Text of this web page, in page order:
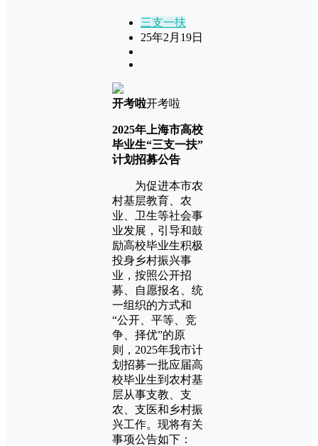
三支一扶
25年2月19日
开考啦开考啦
2025年上海市高校
毕业生“三支一扶”
计划招募公告
为促进本市农
村基层教育、农
业、卫生等社会事
业发展，引导和鼓
励高校毕业生积极
投身乡村振兴事
业，按照公开招
募、自愿报名、统
一组织的方式和
“公开、平等、竞
争、择优”的原
则，2025年我市计
划招募一批应届高
校毕业生到农村基
层从事支教、支
农、支医和乡村振
兴工作。现将有关
事项公告如下：